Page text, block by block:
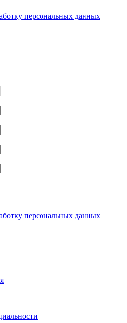
персональных данных
персональных данных